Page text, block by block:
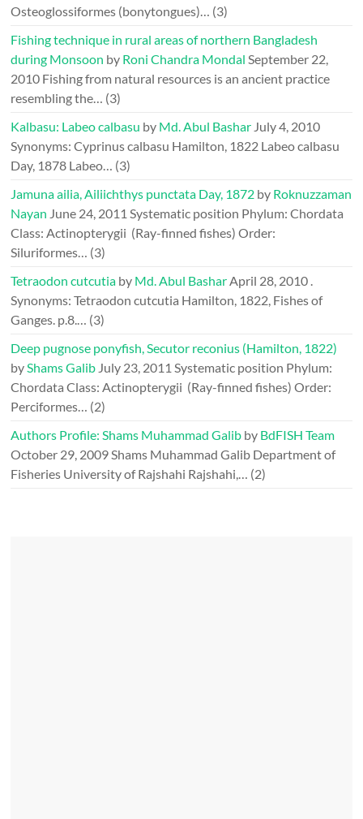
Osteoglossiformes (bonytongues)… (3)
Fishing technique in rural areas of northern Bangladesh
during Monsoon by Roni Chandra Mondal September 22,
2010 Fishing from natural resources is an ancient practice
resembling the… (3)
Kalbasu: Labeo calbasu by Md. Abul Bashar July 4, 2010
Synonyms: Cyprinus calbasu Hamilton, 1822 Labeo calbasu
Day, 1878 Labeo… (3)
Jamuna ailia, Ailiichthys punctata Day, 1872 by Roknuzzaman
Nayan June 24, 2011 Systematic position Phylum: Chordata
Class: Actinopterygii (Ray-finned fishes) Order:
Siluriformes… (3)
Tetraodon cutcutia by Md. Abul BasharApril 28, 2010 .
Synonyms: Tetraodon cutcutia Hamilton, 1822, Fishes of
Ganges. p.8.… (3)
Deep pugnose ponyfish, Secutor reconius (Hamilton, 1822)
byShams Galib July 23, 2011 Systematic position Phylum:
Chordata Class: Actinopterygii (Ray-finned fishes) Order:
Perciformes… (2)
Authors Profile: Shams Muhammad Galib by BdFISH Team
October 29, 2009Shams Muhammad Galib Department of
Fisheries University of Rajshahi Rajshahi,… (2)